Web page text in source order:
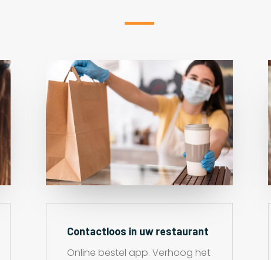
Contactloos in uw restaurant
Online bestel app. Verhoog het